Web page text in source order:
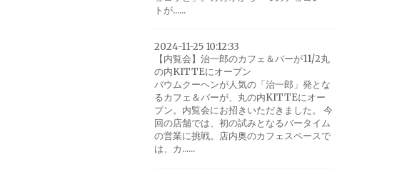
トが......
2024-11-25 10:12:33
【内覧会】治一郎のカフェ＆バーが11/2丸
の内KITTEにオープン
バウムクーヘンが人気の「治一郎」発とな
るカフェ＆バーが、丸の内KITTEにオー
プン。内覧会にお招きいただきました。 今
回の店舗では、初の試みとなるバータイム
の営業に挑戦。店内奥のカフェスペースで
は、カ......